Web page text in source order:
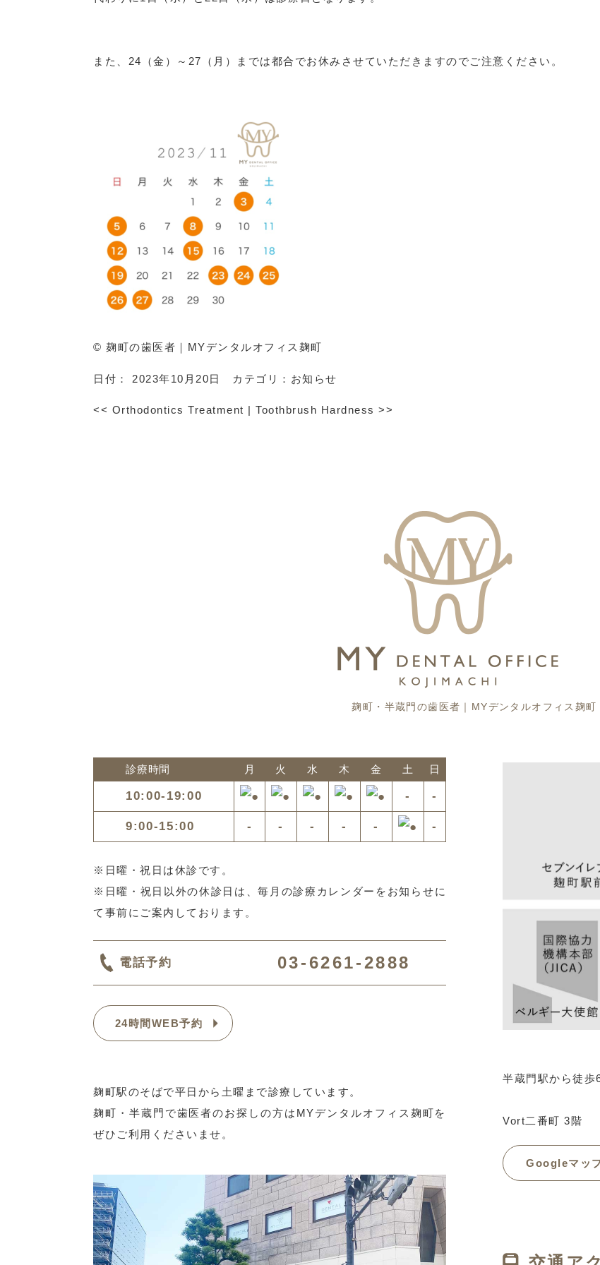
また、24（金）～27（月）までは都合でお休みさせていただきますのでご注意ください。
© 麹町の歯医者｜MYデンタルオフィス麹町
日付： 2023年10月20日 カテゴリ： お知らせ
<< Orthodontics Treatment | Toothbrush Hardness >>
麹町・半蔵門の歯医者｜MYデンタルオフィス麹町
診療時間 月 火 水 木 金 土 日
10:00-19:00 - -
9:00-15:00 - - - - - -
※日曜・祝日は休診です。
※日曜・祝日以外の休診日は、毎月の診療カレンダーをお知らせに
て事前にご案内しております。
電話予約 03-6261-2888
24時間WEB予約
麹町駅のそばで平日から土曜まで診療しています。
麹町・半蔵門で歯医者のお探しの方はMYデンタルオフィス麹町を
ぜひご利用くださいませ。
麹町駅から
半蔵門駅から徒歩
Vort二番町 3階
Googleマッ